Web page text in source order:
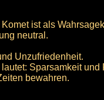
ist als
neutral.
Unzufriedenheit.
Sparsamkeit und
bewahren.